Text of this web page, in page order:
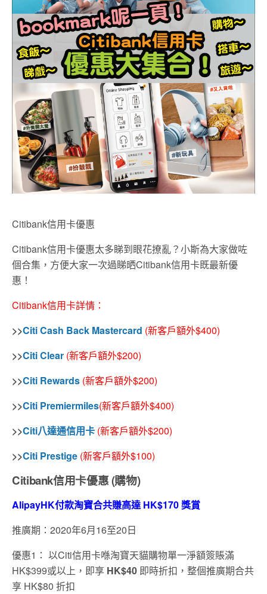
Citibank信用卡優惠
Citibank信用卡優惠太多睇到眼花撩亂？小斯為大家做咗
個合集，方便大家一次過睇晒Citibank信用卡既最新優
惠！
Citibank信用卡詳情：
>>Citi Cash Back Mastercard (新客戶額外$400)
>>Citi Clear (新客戶額外$200)
>>Citi Rewards (新客戶額外$200)
>>Citi Premiermiles(新客戶額外$400)
>>Citi八達通信用卡 (新客戶額外$200)
>>Citi Prestige (新客戶額外$100)
Citibank信用卡優惠 (購物)
AlipayHK付款淘寶合共賺高達 HK$170 獎賞
推廣期：2020年6月16至20日
優惠1： 以Citi信用卡喺淘寶天貓購物單一淨額簽賬滿
HK$399或以上，即享 HK$40 即時折扣，整個推廣期合共
享 HK$80 折扣